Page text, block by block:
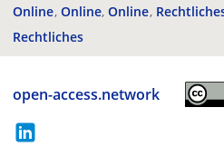
Online Online Online
Rechtliches
open-access.network